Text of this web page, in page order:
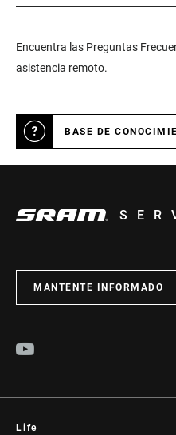
Encuentra las Preguntas
asistencia remoto.
BASE DE
MANTENTE INFORMADO
Life